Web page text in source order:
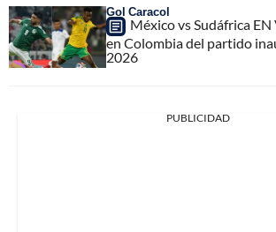
Gol Caracol
México vs Sudáfrica
en Colombia del partido
2026
PUBLICIDAD